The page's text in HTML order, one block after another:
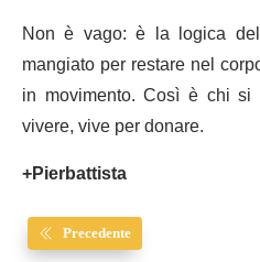
Non è vago: è la logica
mangiato per restare nel
in movimento. Così è chi
vivere, vive per donare.
+Pierbattista
Precedente